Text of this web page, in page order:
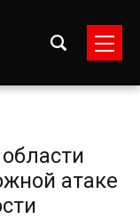
атаке